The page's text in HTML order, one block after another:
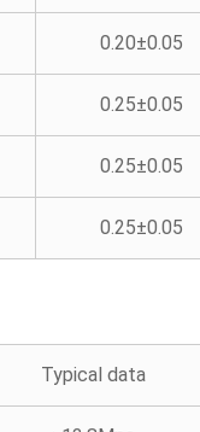
0.20±0.05
0.25±0.05
0.25±0.05
0.25±0.05
Typical data